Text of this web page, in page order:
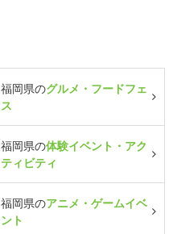
福岡県のグルメ・フードフェ
ス
福岡県の体験イベント・アク
ティビティ
福岡県のアニメ・ゲームイベ
ント